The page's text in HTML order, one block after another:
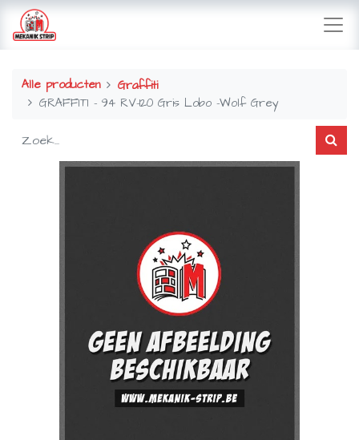
Alle producten
Graffiti
GRAFFITI - 94 RV-120 Gris Lobo -Wolf Grey